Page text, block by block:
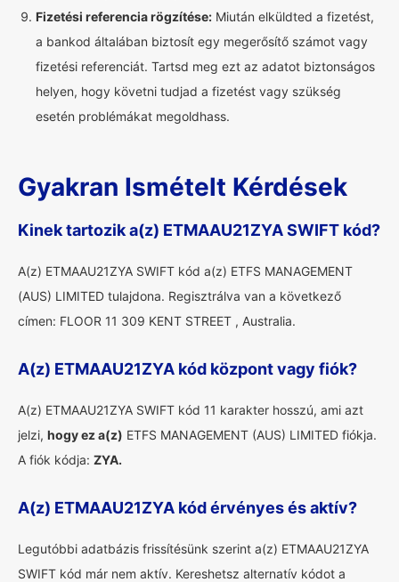
Fizetési referencia rögzítése: Miután elküldted a fizetést,
a bankod általában biztosít egy megerősítő számot vagy
fizetési referenciát. Tartsd meg ezt az adatot biztonságos
helyen, hogy követni tudjad a fizetést vagy szükség
esetén problémákat megoldhass.
Gyakran Ismételt Kérdések
Kinek tartozik a(z) ETMAAU21ZYA SWIFT kód?
A(z) ETMAAU21ZYA SWIFT kód a(z) ETFS MANAGEMENT
(AUS) LIMITED tulajdona. Regisztrálva van a következő
címen: FLOOR 11 309 KENT STREET , Australia.
A(z) ETMAAU21ZYA kód központ vagy fiók?
A(z) ETMAAU21ZYA SWIFT kód 11 karakter hosszú, ami azt
jelzi, hogy ez a(z) ETFS MANAGEMENT (AUS) LIMITED fiókja.
A fiók kódja: ZYA.
A(z) ETMAAU21ZYA kód érvényes és aktív?
Legutóbbi adatbázis frissítésünk szerint a(z) ETMAAU21ZYA
SWIFT kód már nem aktív. Kereshetsz alternatív kódot a